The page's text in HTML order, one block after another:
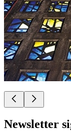
Newsletter